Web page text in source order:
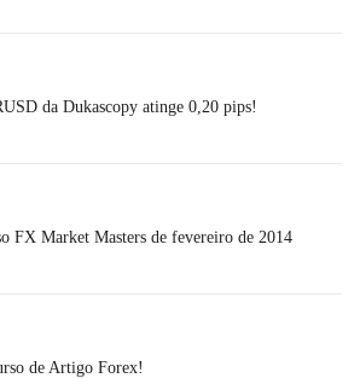
da Dukascopy atinge 0,20 pips!
FX Market Masters de fevereiro de 2014
de Artigo Forex!